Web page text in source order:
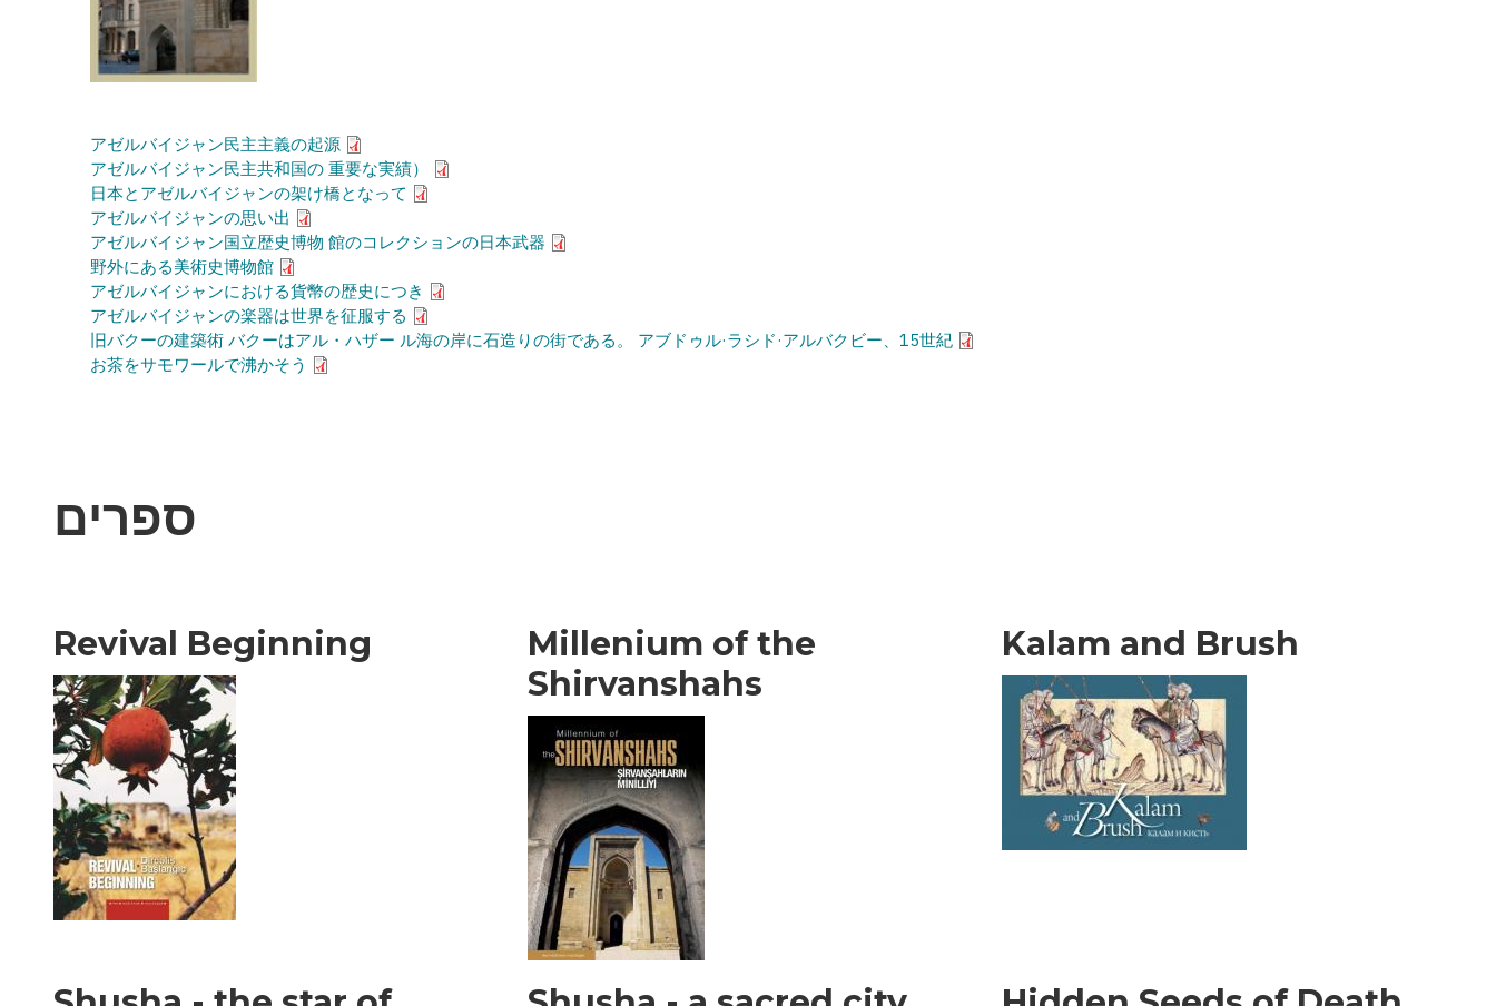
アゼルバイジャン民主主義の起源
アゼルバイジャン民主共和国の 重要な実績）
日本とアゼルバイジャンの架け橋となって
アゼルバイジャンの思い出
アゼルバイジャン国立歴史博物 館のコレクションの日本武器
野外にある美術史博物館
アゼルバイジャンにおける貨幣の歴史につき
アゼルバイジャンの楽器は世界を征服する
旧バクーの建築術 バクーはアル・ハザー ル海の岸に石造りの街である。 アブドゥル·ラシド·アルバクビー、15世紀
お茶をサモワールで沸かそう
ספרים
Kalam and Brush
Millenium of the
Shirvanshahs
Revival Beginning